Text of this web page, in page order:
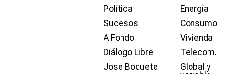
Política
Sucesos
A Fondo
Diálogo Libre
José Boquete
Energía
Consumo
Vivienda
Telecom.
Global y